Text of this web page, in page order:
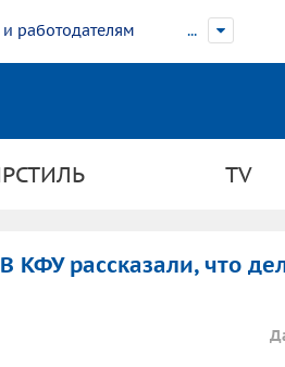
работодателям ...
TV
КФУ рассказали, что